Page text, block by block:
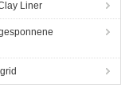
Liner